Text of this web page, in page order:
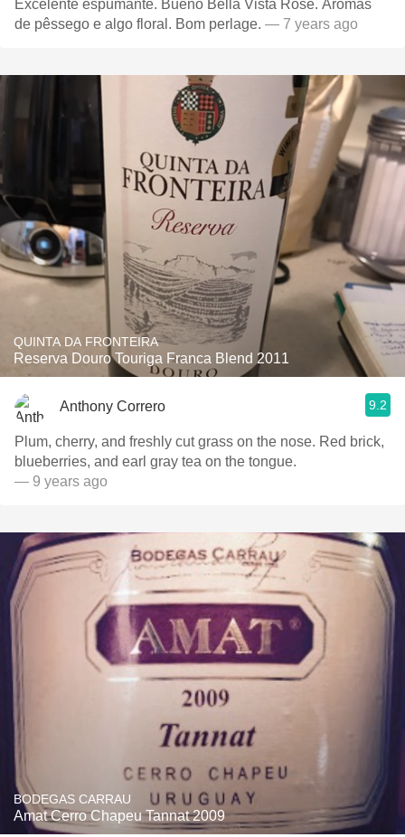
Excelente espumante. Bueno Bella Vista Rosé. Aromas
de pêssego e algo floral. Bom perlage. — 7 years ago
QUINTA DA FRONTEIRA
Reserva Douro Touriga Franca Blend 2011
Anthony Correro 9.2
Plum, cherry, and freshly cut grass on the nose. Red brick,
blueberries, and earl gray tea on the tongue.
— 9 years ago
BODEGAS CARRAU
Amat Cerro Chapeu Tannat 2009